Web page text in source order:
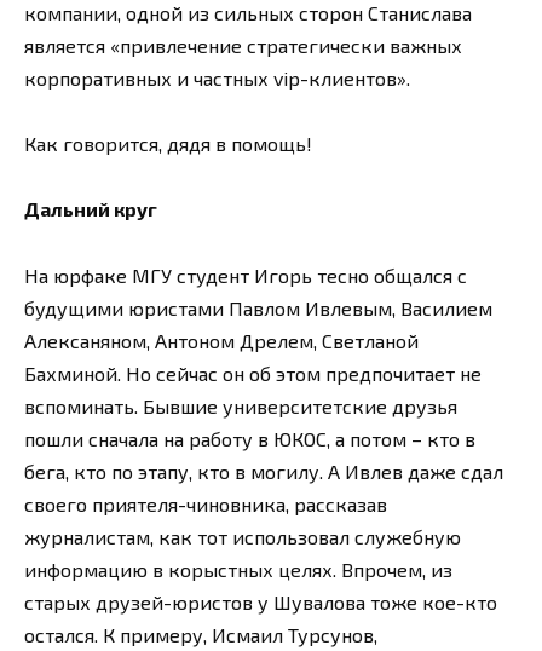
компании, одной из сильных сторон Станислава
является «привлечение стратегически важных
корпоративных и частных vip-клиентов».
Как говорится, дядя в помощь!
Дальний круг
На юрфаке МГУ студент Игорь тесно общался с
будущими юристами Павлом Ивлевым, Василием
Алексаняном, Антоном Дрелем, Светланой
Бахминой. Но сейчас он об этом предпочитает не
вспоминать. Бывшие университетские друзья
пошли сначала на работу в ЮКОС, а потом – кто в
бега, кто по этапу, кто в могилу. А Ивлев даже сдал
своего приятеля-чиновника, рассказав
журналистам, как тот использовал служебную
информацию в корыстных целях. Впрочем, из
старых друзей-юристов у Шувалова тоже кое-кто
остался. К примеру, Исмаил Турсунов,